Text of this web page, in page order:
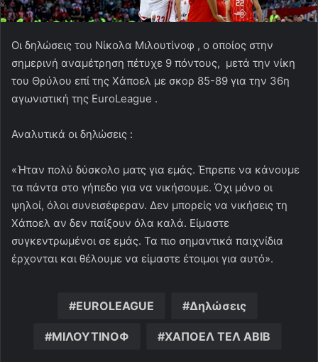
Οι δηλώσεις του Νίκολα Μιλουτίνοφ , ο οποίος στην
σημερινή αναμέτρηση πέτυχε 9 πόντους, μετά την νίκη
του Θρύλου επί της Χάποελ με σκορ 85-89 για την 36η
αγωνιστική της EuroLeague .
Αναλυτικά οι δηλώσεις :
«Ήταν πολύ δύσκολο ματς για εμάς. Έπρεπε να κάνουμε
τα πάντα στο γήπεδο για να νικήσουμε. Όχι μόνο οι
ψηλοί, όλοι συνεισέφεραν. Δεν μπορείς να νικήσεις τη
Χάποελ αν δεν παίξουν όλα καλά. Είμαστε
συγκεντρωμένοι σε εμάς. Τα πιο σημαντικά παιχνίδια
έρχονται και θέλουμε να είμαστε έτοιμοι για αυτό».
EUROLEAGUE Δηλώσεις
ΜΙΛΟΥΤΙΝΟΦ ΧΑΠΟΕΛ ΤΕΛ ΑΒΙΒ